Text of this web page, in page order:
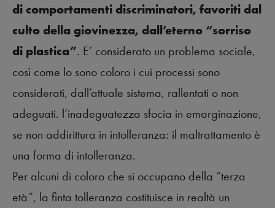
di comportamenti discriminatori, favoriti dal
culto della giovinezza, dall’eterno “sorriso
di plastica”. E’ considerato un problema sociale,
così come lo sono coloro i cui processi sono
considerati, dall’attuale sistema, rallentati o non
adeguati. l’inadeguatezza sfocia in emarginazione,
se non addirittura in intolleranza: il maltrattamento è
una forma di intolleranza.
Per alcuni di coloro che si occupano della “terza
età”, la finta tolleranza costituisce in realtà un